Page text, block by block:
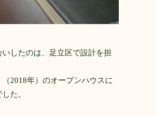
したのは、足立区で設計を担
（2018年）のオープンハウスに
た。